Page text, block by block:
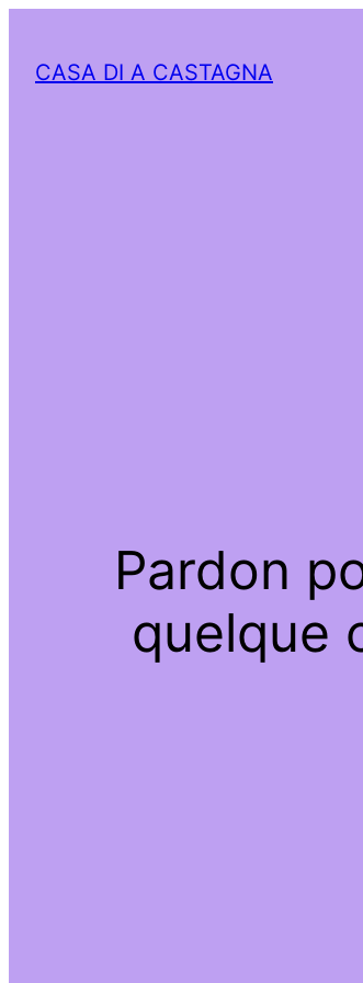
CASA DI A CASTAGNA
Pardon
quelque